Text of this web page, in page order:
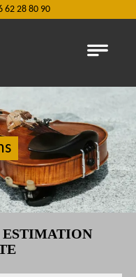
62 28 80 90
ESTIMATION